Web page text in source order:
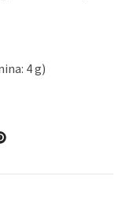
4 g)